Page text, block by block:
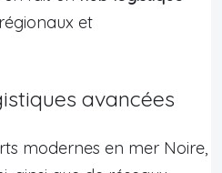
et
avancées
modernes en mer Noire,